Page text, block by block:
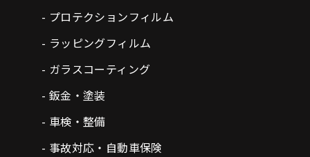
プロテクションフィルム
ラッピングフィルム
ガラスコーティング
鈑金・塗装
車検・整備
事故対応・自動車保険